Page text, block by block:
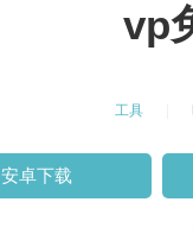
vp
工具
安卓下载